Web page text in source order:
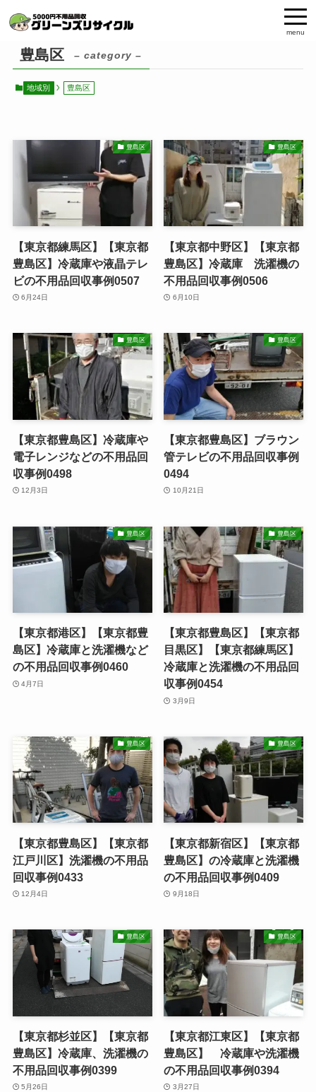
menu
豊島区 – category –
地域別 豊島区
豊島区
【東京都練馬区】【東京都
豊島区】冷蔵庫や液晶テレ
ビの不用品回収事例0507
6月24日
豊島区
【東京都中野区】【東京都
豊島区】冷蔵庫 洗濯機の
不用品回収事例0506
6月10日
豊島区
【東京都豊島区】冷蔵庫や
電子レンジなどの不用品回
収事例0498
12月3日
豊島区
【東京都豊島区】ブラウン
管テレビの不用品回収事例
0494
10月21日
豊島区
【東京都港区】【東京都豊
島区】冷蔵庫と洗濯機など
の不用品回収事例0460
4月7日
豊島区
【東京都豊島区】【東京都
目黒区】【東京都練馬区】
冷蔵庫と洗濯機の不用品回
収事例0454
3月9日
豊島区
【東京都豊島区】【東京都
江戸川区】洗濯機の不用品
回収事例0433
12月4日
豊島区
【東京都新宿区】【東京都
豊島区】の冷蔵庫と洗濯機
の不用品回収事例0409
9月18日
豊島区
【東京都杉並区】【東京都
豊島区】冷蔵庫、洗濯機の
不用品回収事例0399
5月26日
豊島区
【東京都江東区】【東京都
豊島区】 冷蔵庫や洗濯機
の不用品回収事例0394
3月27日